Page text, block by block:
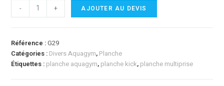
- + AJOUTER AU DEVIS
Référence :G29
Catégories : Divers Aquagym, Planche
Étiquettes : planche aquagym, planche kick, planche multiprise